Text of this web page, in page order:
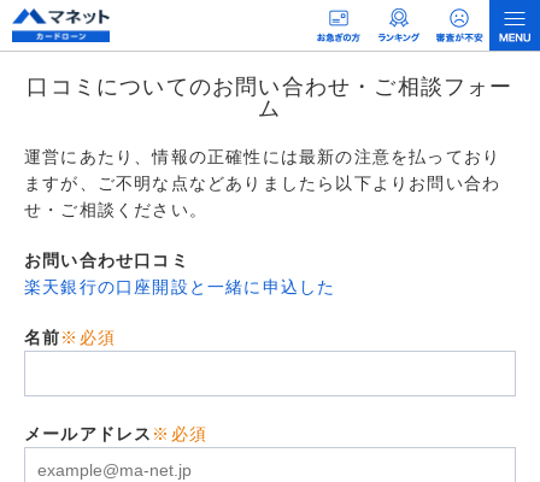
口コミについてのお問い合わせ・ご相談フォー
ム
運営にあたり、情報の正確性には最新の注意を払っており
ますが、ご不明な点などありましたら以下よりお問い合わ
せ・ご相談ください。
お問い合わせ口コミ
楽天銀行の口座開設と一緒に申込した
名前※必須
メールアドレス ※必須